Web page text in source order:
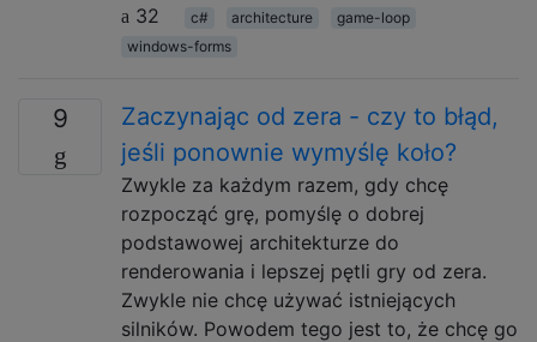
32
c# architecture
game-loop
windows-forms
9
Zaczynając od zera - czy to błąd,
jeśli ponownie wymyślę koło?
Zwykle za każdym razem, gdy chcę
rozpocząć grę, pomyślę o dobrej
podstawowej architekturze do
renderowania i lepszej pętli gry od zera.
Zwykle nie chcę używać istniejących
silników. Powodem tego jest to, że chcę go